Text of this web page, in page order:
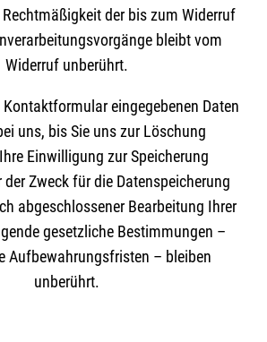
der bis zum Widerruf
bleibt vom
Widerruf unberührt.
eingegebenen Daten
uns, bis Sie uns zur Löschung
Einwilligung zur Speicherung
Zweck für die Datenspeicherung
abgeschlossener Bearbeitung Ihrer
gesetzliche Bestimmungen –
Aufbewahrungsfristen – bleiben
unberührt.